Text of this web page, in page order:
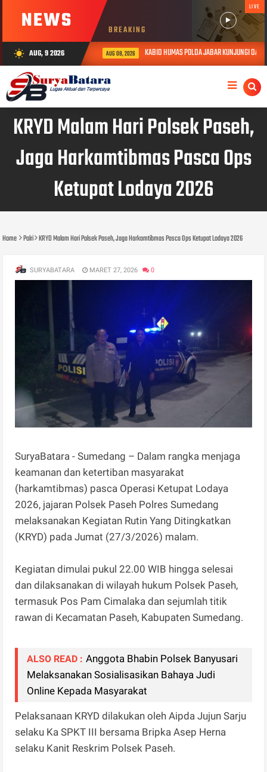
NEWS BREAKING
LIVE
wb_sunny AUG, 9 2026 AUG 08, 2026 KABID HUMAS POLDA JABAR KUNJUNGI DAN
KRYD Malam Hari Polsek Paseh,
Jaga Harkamtibmas Pasca Ops
Ketupat Lodaya 2026
Home Polri KRYD Malam Hari Polsek Paseh, Jaga Harkamtibmas Pasca Ops Ketupat Lodaya 2026
SURYABATARA MARET 27, 2026 0
SuryaBatara - Sumedang – Dalam rangka menjaga
keamanan dan ketertiban masyarakat
(harkamtibmas) pasca Operasi Ketupat Lodaya
2026, jajaran Polsek Paseh Polres Sumedang
melaksanakan Kegiatan Rutin Yang Ditingkatkan
(KRYD) pada Jumat (27/3/2026) malam.
Kegiatan dimulai pukul 22.00 WIB hingga selesai
dan dilaksanakan di wilayah hukum Polsek Paseh,
termasuk Pos Pam Cimalaka dan sejumlah titik
rawan di Kecamatan Paseh, Kabupaten Sumedang.
ALSO READ : Anggota Bhabin Polsek Banyusari
Melaksanakan Sosialisasikan Bahaya Judi
Online Kepada Masyarakat
Pelaksanaan KRYD dilakukan oleh Aipda Jujun Sarju
selaku Ka SPKT III bersama Bripka Asep Herna
selaku Kanit Reskrim Polsek Paseh.